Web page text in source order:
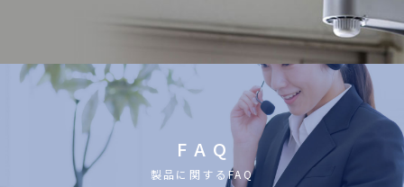
F A Q
製品に関するFAQ